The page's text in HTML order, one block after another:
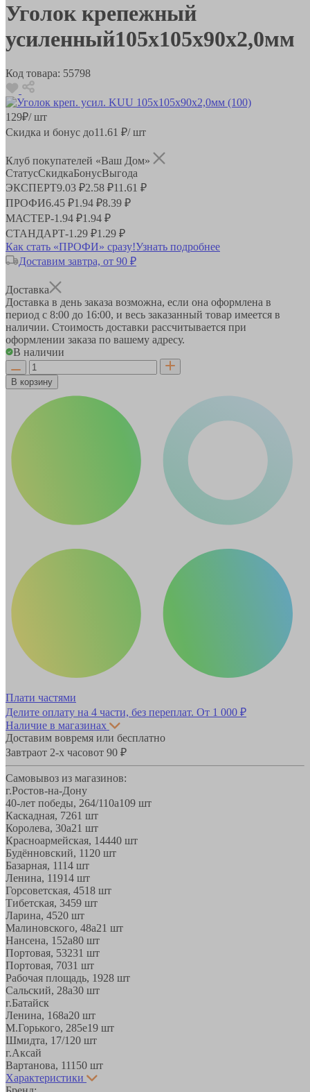
Уголок крепежный
усиленный105х105х90х2,0мм
Код товара: 55798
129₽/ шт
Скидка и бонус до11.61 ₽/ шт
Клуб покупателей «Ваш Дом»
СтатусСкидкаБонусВыгода
ЭКСПЕРТ9.03 ₽2.58 ₽11.61 ₽
ПРОФИ6.45 ₽1.94 ₽8.39 ₽
МАСТЕР-1.94 ₽1.94 ₽
СТАНДАРТ-1.29 ₽1.29 ₽
Как стать «ПРОФИ» сразу!Узнать подробнее
Доставим завтра, от 90 ₽
Доставка
Доставка в день заказа возможна, если она оформлена в
период с 8:00 до 16:00, и весь заказанный товар имеется в
наличии. Стоимость доставки рассчитывается при
оформлении заказа по вашему адресу.
В наличии
В корзину
Плати частями
Делите оплату на 4 части, без переплат. От 1 000 ₽
Наличие в магазинах
Доставим вовремя или бесплатно
Завтраот 2-х часовот 90 ₽
Самовывоз из магазинов:
г.Ростов-на-Дону
40-лет победы, 264/110а109 шт
Каскадная, 7261 шт
Королева, 30а21 шт
Красноармейская, 14440 шт
Будённовский, 11 20 шт
Базарная, 1114 шт
Ленина, 11914 шт
Горсоветская, 4518 шт
Тибетская, 3459 шт
Ларина, 4520 шт
Малиновского, 48а21 шт
Нансена, 152а80 шт
Портовая, 53231 шт
Портовая, 7031 шт
Рабочая площадь, 1928 шт
Сальский, 28a30 шт
г.Батайск
Ленина, 168а20 шт
М.Горького, 285е19 шт
Шмидта, 17/1 20 шт
г.Аксай
Вартанова, 11150 шт
Характеристики